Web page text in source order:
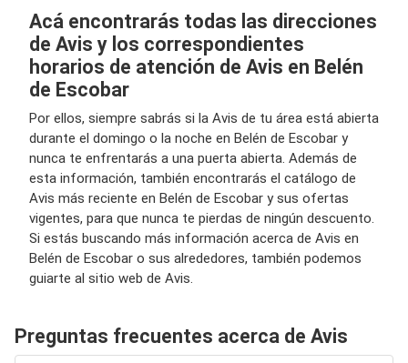
Acá encontrarás todas las direcciones
de Avis y los correspondientes
horarios de atención de Avis en Belén
de Escobar
Por ellos, siempre sabrás si la Avis de tu área está abierta
durante el domingo o la noche en Belén de Escobar y
nunca te enfrentarás a una puerta abierta. Además de
esta información, también encontrarás el catálogo de
Avis más reciente en Belén de Escobar y sus ofertas
vigentes, para que nunca te pierdas de ningún descuento.
Si estás buscando más información acerca de Avis en
Belén de Escobar o sus alrededores, también podemos
guiarte al sitio web de Avis.
Preguntas frecuentes acerca de Avis